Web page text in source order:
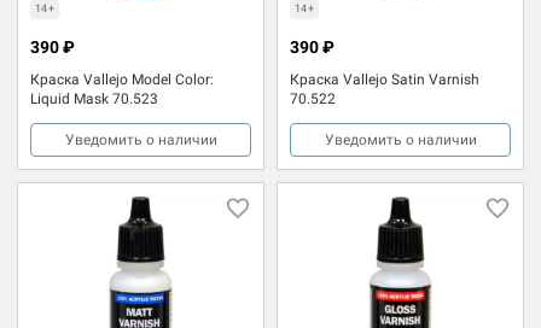
14+
Краска Vallejo Model Color:
Liquid Mask 70.523
390 ₽
Уведомить о наличии
14+
Краска Vallejo Satin Varnish
70.522
390 ₽
Уведомить о наличии